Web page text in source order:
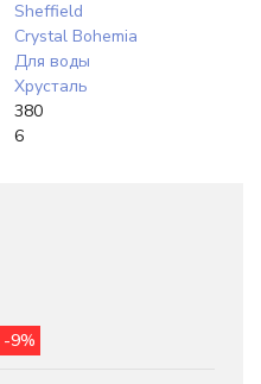
Sheffield
Crystal Bohemia
Для воды
Хрусталь
380
6
-9%